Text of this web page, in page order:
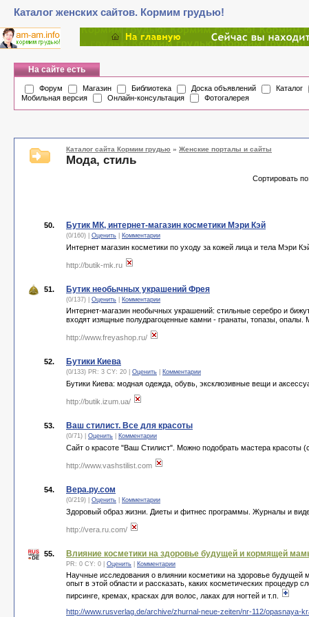
Каталог женских сайтов. Кормим грудью!
На сайте есть
Форум Магазин Библиотека Доска объявлений
Каталог
Мобильная версия
Онлайн-консультация Фотогалерея
Каталог сайта Кормим грудью » Женские порталы и сайты
Мода, стиль
Сортировать по:
50. Бутик МК, интернет-магазин косметики Мэри Кэй
(0/160) | Оценить Комментарии
Интернет магазин косметики по уходу за кожей лица и тела Мэри
http://butik-mk.ru
51. Бутик необычных украшений Фрея
(0/137) | Оценить Комментарии
Интернет-магазин необычных украшений: стильные серебро и
входят изящные полудрагоценные камни - гранаты, топазы, опалы.
http://www.freyashop.ru/
52. Бутики Киева
(0/133) PR: 3 CY: 20 | Оценить Комментарии
Бутики Киева: модная одежда, обувь, эксклюзивные вещи и
http://butik.izum.ua/
53. Ваш стилист. Все для красоты
(0/71) | Оценить Комментарии
Сайт о красоте "Ваш Стилист". Можно подобрать мастера красоты
http://www.vashstilist.com
54. Вера.ру.сом
(0/219) | Оценить Комментарии
Здоровый образ жизни. Диеты и фитнес программы. Журналы и
http://vera.ru.com/
55. Влияние косметики на здоровье будущей и кормящей
PR: 0 CY: 0 | Оценить Комментарии
Научные исследования о влиянии косметики на здоровье
опыт в этой области и рассказать, каких косметических процедур
пирсинге, кремах, красках для волос, лаках для ногтей и т.п.
http://www.rusverlag.de/archive/zhurnal-neue-zeiten/nr-112/opasnaya-